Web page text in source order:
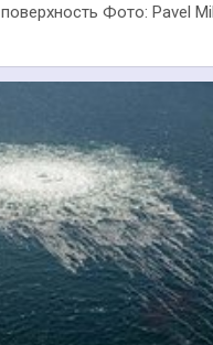
Фото: Pavel